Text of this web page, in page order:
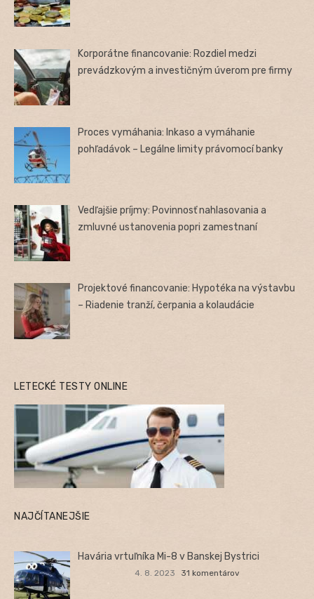
Korporátne financovanie: Rozdiel medzi
prevádzkovým a investičným úverom pre firmy
Proces vymáhania: Inkaso a vymáhanie
pohľadávok – Legálne limity právomocí banky
Vedľajšie príjmy: Povinnosť nahlasovania a
zmluvné ustanovenia popri zamestnaní
Projektové financovanie: Hypotéka na výstavbu
– Riadenie tranží, čerpania a kolaudácie
LETECKÉ TESTY ONLINE
NAJČÍTANEJŠIE
Havária vrtuľníka Mi-8 v Banskej Bystrici
4. 8. 2023 31 komentárov